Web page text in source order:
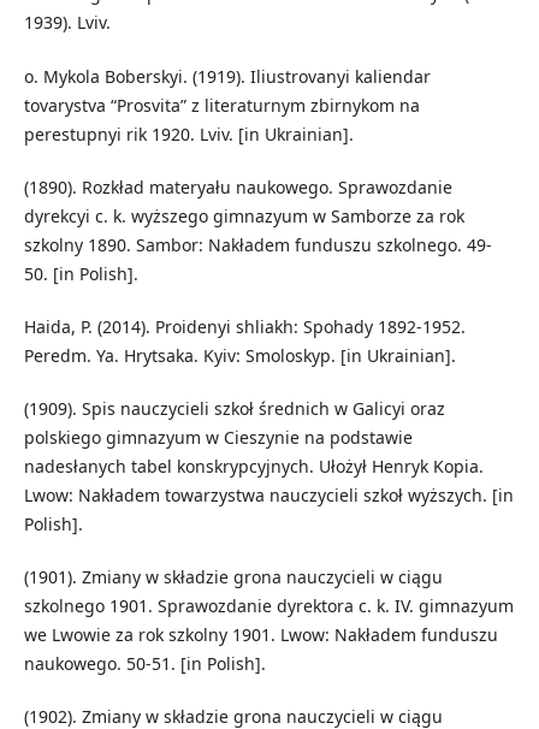
1939). Lviv.
o. Mykola Boberskyi. (1919). Iliustrovanyi kaliendar
tovarystva “Prosvita” z literaturnym zbirnykom na
perestupnyi rik 1920. Lviv. [in Ukrainian].
(1890). Rozkład materyału naukowego. Sprawozdanie
dyrekcyi c. k. wyższego gimnazyum w Samborze za rok
szkolny 1890. Sambor: Nakładem funduszu szkolnego. 49-
50. [in Polish].
Haida, P. (2014). Proidenyi shliakh: Spohady 1892-1952.
Peredm. Ya. Hrytsaka. Kyiv: Smoloskyp. [in Ukrainian].
(1909). Spis nauczycieli szkoł średnich w Galicyi oraz
polskiego gimnazyum w Cieszynie na podstawie
nadesłanych tabel konskrypcyjnych. Ułożył Henryk Kopia.
Lwow: Nakładem towarzystwa nauczycieli szkoł wyższych. [in
Polish].
(1901). Zmiany w składzie grona nauczycieli w ciągu
szkolnego 1901. Sprawozdanie dyrektora c. k. IV. gimnazyum
we Lwowie za rok szkolny 1901. Lwow: Nakładem funduszu
naukowego. 50-51. [in Polish].
(1902). Zmiany w składzie grona nauczycieli w ciągu